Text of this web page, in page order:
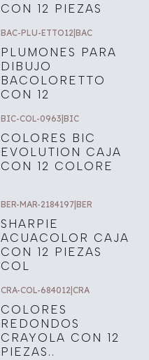
CON 12 PIEZAS
BAC-PLU-ETTO12|BAC
PLUMONES PARA
DIBUJO
BACOLORETTO
CON 12
BIC-COL-0963 BIC
COLORES BIC
EVOLUTION CAJA
CON 12 COLORE
BER-MAR-2184197 BER
SHARPIE
ACUACOLOR CAJA
CON 12 PIEZAS
COL
CRA-COL-684012 CRA
COLORES
REDONDOS
CRAYOLA CON 12
PIEZAS..